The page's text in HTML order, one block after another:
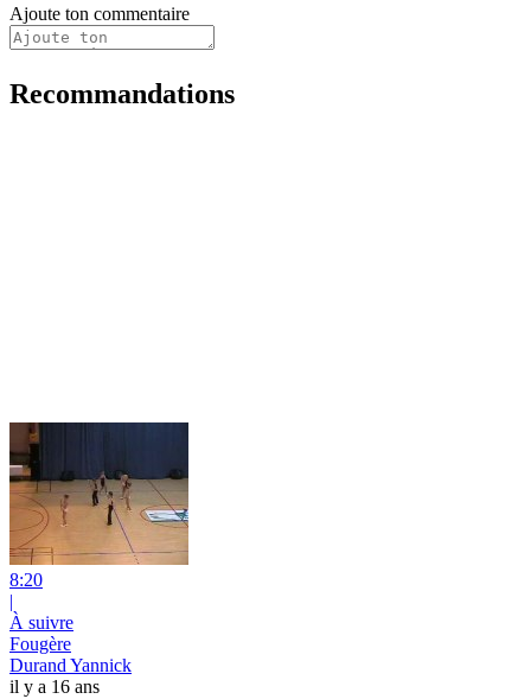
Ajoute ton commentaire
Recommandations
8:20
|
À suivre
Fougère
Durand Yannick
il y a 16 ans